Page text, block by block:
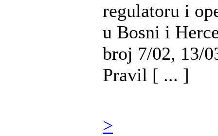
regulatoru i
u Bosni i
broj 7/02, 13/
Pravil [ ... ]
>